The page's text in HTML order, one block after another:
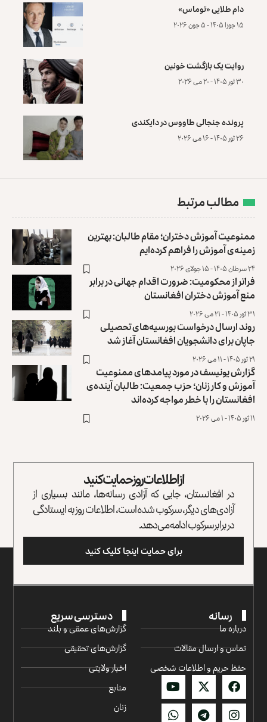
دام طلایی «توماس»
۱۵ جوزا ۱۴۰۵ - ۵ جون ۲۰۲۶
روایت یک بازگشت خونین
۳۰ ثور ۱۴۰۵ - ۲۰ می ۲۰۲۶
پرونده‌ جنجالی طاووس در دایکندی
۲۶ ثور ۱۴۰۵ - ۱۶ می ۲۰۲۶
مطالب مرتبط
ممنوعیت آموزش دختران؛ مقام طالبان: بهترین
زمینه‌ی آموزش را فراهم کرده‌ایم
۲۴ سرطان ۱۴۰۵ - ۱۵ جولای ۲۰۲۶
فراتر از محکومیت: ضرورت اقدام جهانی در برابر
منع آموزش دختران افغانستان
۳۱ ثور ۱۴۰۵ - ۲۱ می ۲۰۲۶
روند ارسال درخواست بورسیه‌های تحصیلی
جاپان برای دانشجویان افغانستان آغاز شد
۲۱ ثور ۱۴۰۵ - ۱۱ می ۲۰۲۶
گزارش یونیسف در مورد پیامدهای ممنوعیت
آموزش و کار زنان؛ حزب جمعیت: طالبان آینده‌ی
افغانستان را با خطر مواجه کرده‌اند
۱۱ ثور ۱۴۰۵ - ۱ می ۲۰۲۶
از اطلاعات روز حمایت کنید
در افغانستان، جایی که آزادی رسانه‌ها، مانند بسیاری از
آزادی‌های دیگر، سرکوب شده است، اطلاعات روز به ایستادگی
در برابر سرکوب ادامه می‌دهد.
برای حمایت اینجا کلیک کنید
رسانه
درباره ما
تماس و ارسال مقالات
حفظ حریم و اطلاعات شخصی
دسترسی سریع
گزارش‌‌های عمقی و بلند
گزارش‌های تحقیقی
اخبار ولایتی
منابع
زنان